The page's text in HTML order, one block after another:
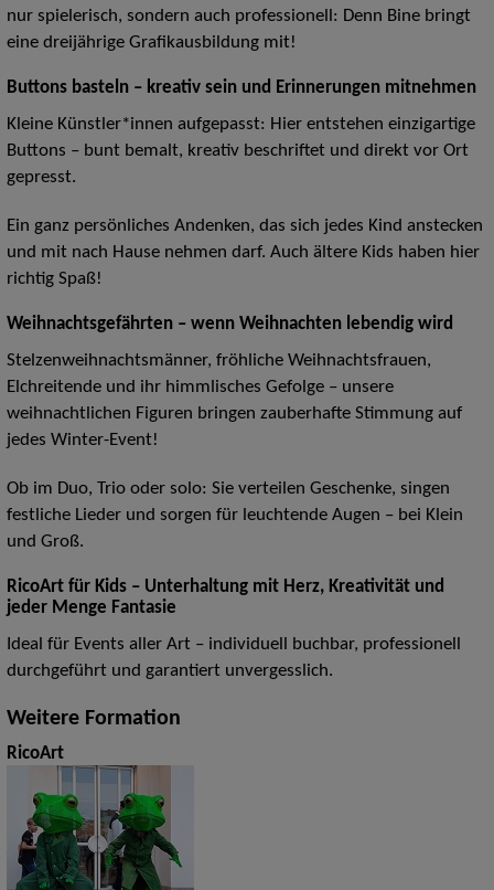
nur spielerisch, sondern auch professionell: Denn Bine bringt
eine dreijährige Grafikausbildung mit!
Buttons basteln – kreativ sein und Erinnerungen mitnehmen
Kleine Künstler*innen aufgepasst: Hier entstehen einzigartige
Buttons – bunt bemalt, kreativ beschriftet und direkt vor Ort
gepresst.
Ein ganz persönliches Andenken, das sich jedes Kind anstecken
und mit nach Hause nehmen darf. Auch ältere Kids haben hier
richtig Spaß!
Weihnachtsgefährten – wenn Weihnachten lebendig wird
Stelzenweihnachtsmänner, fröhliche Weihnachtsfrauen,
Elchreitende und ihr himmlisches Gefolge – unsere
weihnachtlichen Figuren bringen zauberhafte Stimmung auf
jedes Winter-Event!
Ob im Duo, Trio oder solo: Sie verteilen Geschenke, singen
festliche Lieder und sorgen für leuchtende Augen – bei Klein
und Groß.
RicoArt für Kids – Unterhaltung mit Herz, Kreativität und
jeder Menge Fantasie
Ideal für Events aller Art – individuell buchbar, professionell
durchgeführt und garantiert unvergesslich.
Weitere Formation
RicoArt